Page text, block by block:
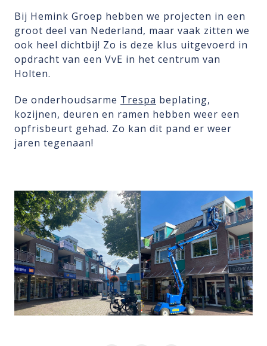
Bij Hemink Groep hebben we projecten in een
groot deel van Nederland, maar vaak zitten we
ook heel dichtbij! Zo is deze klus uitgevoerd in
opdracht van een VvE in het centrum van
Holten.
De onderhoudsarme Trespa beplating,
kozijnen, deuren en ramen hebben weer een
opfrisbeurt gehad. Zo kan dit pand er weer
jaren tegenaan!